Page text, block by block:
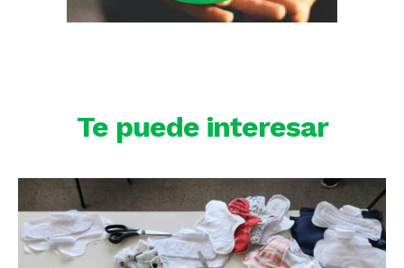
Te puede interesar